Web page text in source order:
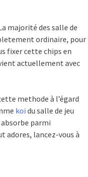
majorité des salle de
ordinaire, pour
fixer cette chips en
actuellement avec
methode à l’égard
koi du salle de jeu
parmi
adores, lancez-vous à